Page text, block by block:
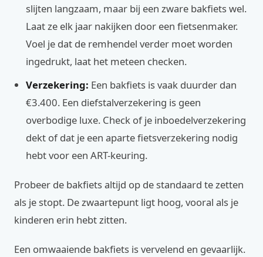
slijten langzaam, maar bij een zware bakfiets wel.
Laat ze elk jaar nakijken door een fietsenmaker.
Voel je dat de remhendel verder moet worden
ingedrukt, laat het meteen checken.
Verzekering: Een bakfiets is vaak duurder dan
€3.400. Een diefstalverzekering is geen
overbodige luxe. Check of je inboedelverzekering
dekt of dat je een aparte fietsverzekering nodig
hebt voor een ART-keuring.
Probeer de bakfiets altijd op de standaard te zetten
als je stopt. De zwaartepunt ligt hoog, vooral als je
kinderen erin hebt zitten.
Een omwaaiende bakfiets is vervelend en gevaarlijk.